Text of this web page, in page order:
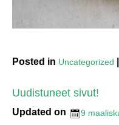
Posted in Uncategorized
Uudistuneet sivut!
Updated on 9